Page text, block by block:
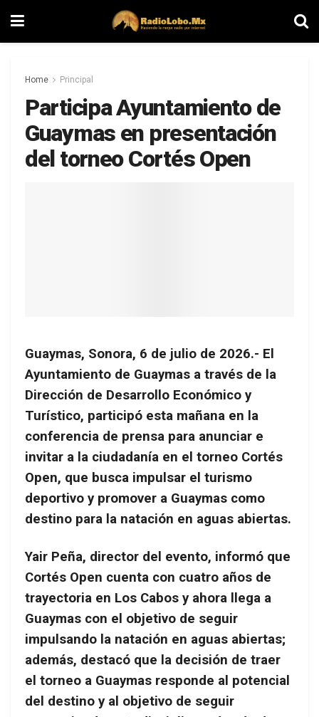
Home Principal
Participa Ayuntamiento de
Guaymas en presentación
del torneo Cortés Open
Guaymas, Sonora, 6 de julio de 2026.- El
Ayuntamiento de Guaymas a través de la
Dirección de Desarrollo Económico y
Turístico, participó esta mañana en la
conferencia de prensa para anunciar e
invitar a la ciudadanía en el torneo Cortés
Open, que busca impulsar el turismo
deportivo y promover a Guaymas como
destino para la natación en aguas abiertas.
Yair Peña, director del evento, informó que
Cortés Open cuenta con cuatro años de
trayectoria en Los Cabos y ahora llega a
Guaymas con el objetivo de seguir
impulsando la natación en aguas abiertas;
además, destacó que la decisión de traer
el torneo a Guaymas responde al potencial
del destino y al objetivo de seguir